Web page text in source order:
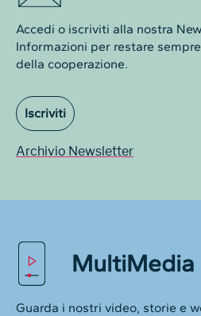
Accedi o iscriviti alla nostra
Informazioni per restare
della cooperazione.
Iscriviti
Archivio Newsletter
MultiMedia
Guarda i nostri video, storie e